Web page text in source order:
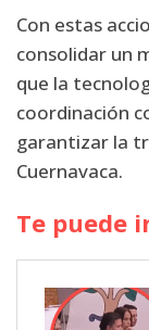
Con estas
consolidar un
que la
coordinación
garantizar la
Cuernavaca.
Te puede